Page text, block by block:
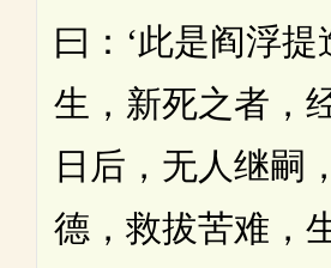
曰：‘此是阎浮提
生，新死之者，
日后，无人继嗣
德，救拔苦难，